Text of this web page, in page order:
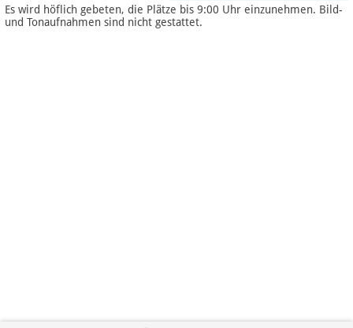
Es wird höflich gebeten, die Plätze bis 9:00 Uhr einzunehmen. Bild-
und Tonaufnahmen sind nicht gestattet.